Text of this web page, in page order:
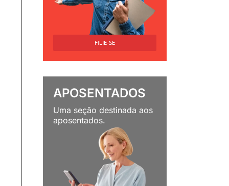
FILIE-SE
APOSENTADOS
Uma seção destinada aos
aposentados.